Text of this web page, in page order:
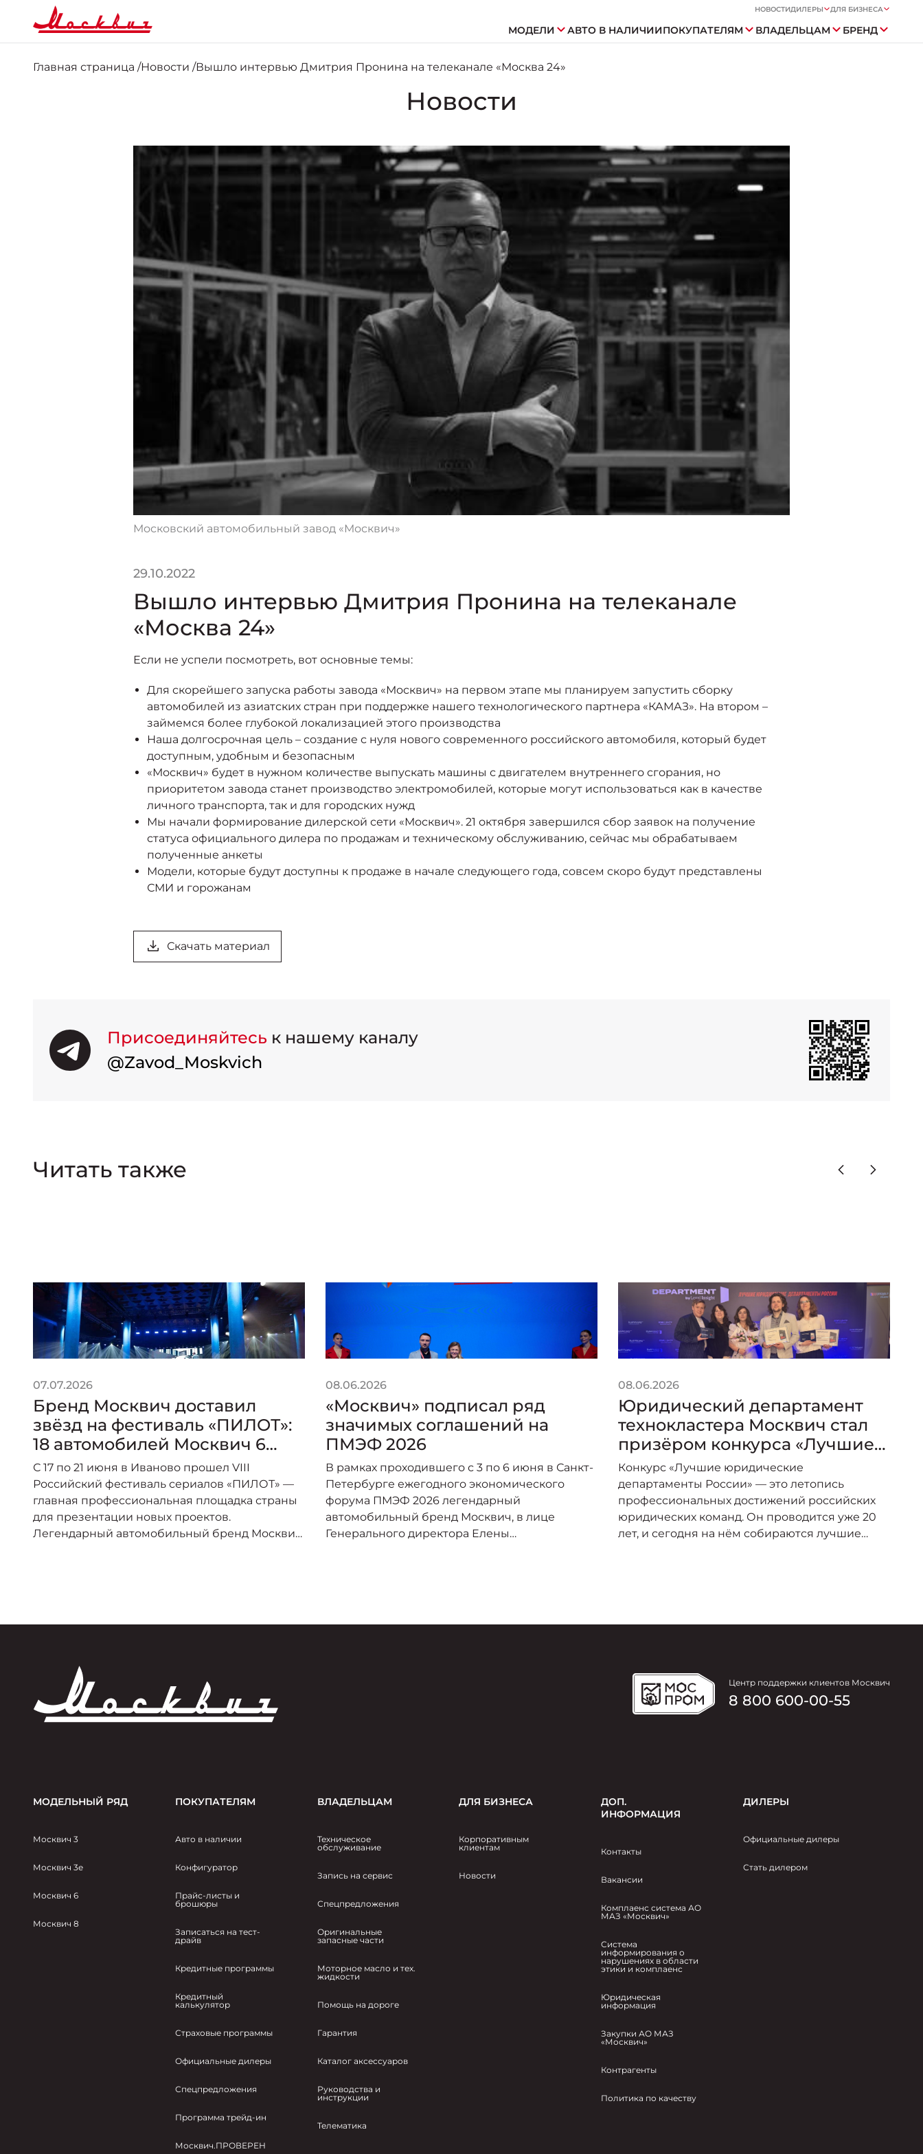
НОВОСТИДИЛЕРЫ ДЛЯ БИЗНЕСА
МОДЕЛИ АВТО В НАЛИЧИИПОКУПАТЕЛЯМ ВЛАДЕЛЬЦАМ БРЕНД
Главная страница /Новости /Вышло интервью Дмитрия Пронина на телеканале «Москва 24»
Новости
Московский автомобильный завод «Москвич»
29.10.2022
Вышло интервью Дмитрия Пронина на телеканале
«Москва 24»
Если не успели посмотреть, вот основные темы:
Для скорейшего запуска работы завода «Москвич» на первом этапе мы планируем запустить сборку
автомобилей из азиатских стран при поддержке нашего технологического партнера «КАМАЗ». На втором –
займемся более глубокой локализацией этого производства
Наша долгосрочная цель – создание с нуля нового современного российского автомобиля, который будет
доступным, удобным и безопасным
«Москвич» будет в нужном количестве выпускать машины с двигателем внутреннего сгорания, но
приоритетом завода станет производство электромобилей, которые могут использоваться как в качестве
личного транспорта, так и для городских нужд
Мы начали формирование дилерской сети «Москвич». 21 октября завершился сбор заявок на получение
статуса официального дилера по продажам и техническому обслуживанию, сейчас мы обрабатываем
полученные анкеты
Модели, которые будут доступны к продаже в начале следующего года, совсем скоро будут представлены
СМИ и горожанам
Скачать материал
Присоединяйтесь к нашему каналу
@Zavod_Moskvich
Читать также
07.07.2026
Бренд Москвич доставил
звёзд на фестиваль «ПИЛОТ»:
18 автомобилей Москвич 6
стали главным транспортом
события
С 17 по 21 июня в Иваново прошел VIII
Российский фестиваль сериалов «ПИЛОТ» —
главная профессиональная площадка страны
для презентации новых проектов.
Легендарный автомобильный бренд Москвич
08.06.2026
«Москвич» подписал ряд
значимых соглашений на
ПМЭФ 2026
В рамках проходившего с 3 по 6 июня в Санкт-
Петербурге ежегодного экономического
форума ПМЭФ 2026 легендарный
автомобильный бренд Москвич, в лице
Генерального директора Елены
08.06.2026
Юридический департамент
технокластера Москвич стал
призёром конкурса «Лучшие
юридические департаменты
России»
Конкурс «Лучшие юридические
департаменты России» — это летопись
профессиональных достижений российских
юридических команд. Он проводится уже 20
лет, и сегодня на нём собираются лучшие
Центр поддержки клиентов Москвич
8 800 600-00-55
МОДЕЛЬНЫЙ РЯД
Москвич 3
Москвич 3e
Москвич 6
Москвич 8
ПОКУПАТЕЛЯМ
Авто в наличии
Конфигуратор
Прайс-листы и
брошюры
Записаться на тест-
драйв
Кредитные программы
Кредитный
калькулятор
Страховые программы
Официальные дилеры
Спецпредложения
Программа трейд-ин
Москвич.ПРОВЕРЕН
ВЛАДЕЛЬЦАМ
Техническое
обслуживание
Запись на сервис
Спецпредложения
Оригинальные
запасные части
Моторное масло и тех.
жидкости
Помощь на дороге
Гарантия
Каталог аксессуаров
Руководства и
инструкции
Телематика
ДЛЯ БИЗНЕСА
Корпоративным
клиентам
Новости
ДОП.
ИНФОРМАЦИЯ
Контакты
Вакансии
Комплаенс система АО
МАЗ «Москвич»
Система
информирования о
нарушениях в области
этики и комплаенс
Юридическая
информация
Закупки АО МАЗ
«Москвич»
Контрагенты
Политика по качеству
ДИЛЕРЫ
Официальные дилеры
Стать дилером